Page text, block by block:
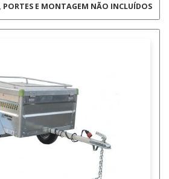
PORTES E MONTAGEM NÃO INCLUÍDOS